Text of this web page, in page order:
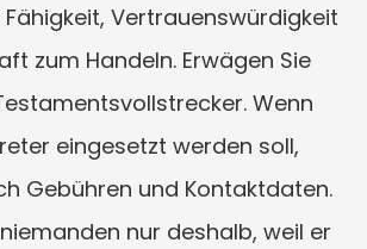
Vertrauenswürdigkeit
zum Handeln. Erwägen Sie
Wenn
eingesetzt werden soll,
Gebühren und Kontaktdaten.
nur deshalb, weil er